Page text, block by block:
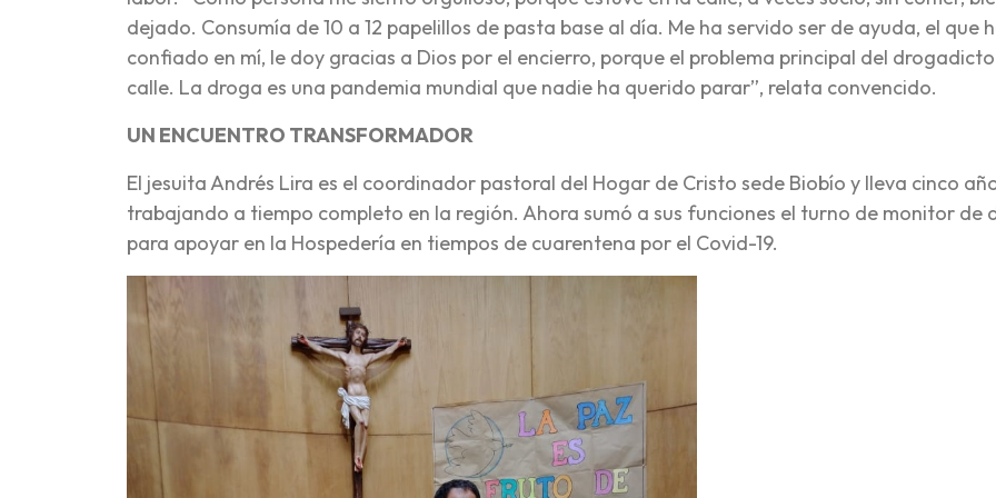
dejado. Consumía de 10 a 12 papelillos de pasta base al día. Me ha servido ser de ayuda, el que
confiado en mí, le doy gracias a Dios por el encierro, porque el problema principal del
calle. La droga es una pandemia mundial que nadie ha querido parar”, relata convencido.
UN ENCUENTRO TRANSFORMADOR
El jesuita Andrés Lira es el coordinador pastoral del Hogar de Cristo sede Biobío y lleva cinco
trabajando a tiempo completo en la región. Ahora sumó a sus funciones el turno de monitor de
para apoyar en la Hospedería en tiempos de cuarentena por el Covid-19.